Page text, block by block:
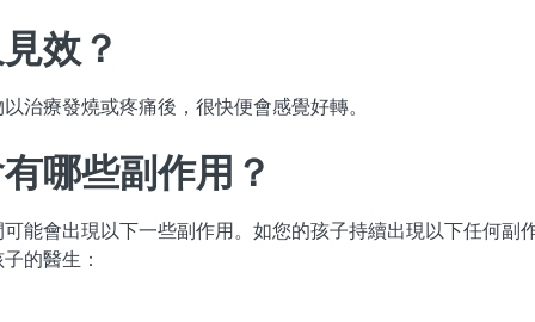
效？
治療發燒或疼痛後，很快便會感覺好轉。
哪些副作用？
能會出現以下一些副作用。如您的孩子持續出現以下任何副
的醫生：